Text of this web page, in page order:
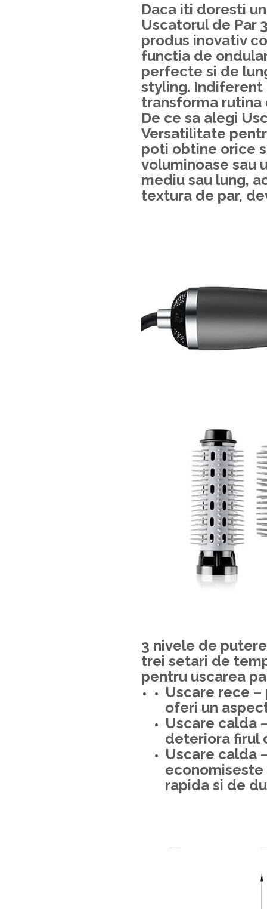
Daca iti doresti
Uscatorul de Par
produs inovativ
functia de
perfecte si de
styling. Indiferent
transforma rutina
De ce sa alegi
Versatilitate
poti obtine orice
voluminoase sau
mediu sau lung,
textura de par,
3 nivele de
trei setari de
pentru uscarea
Uscare rece
oferi un
Uscare calda
deteriora firul
Uscare calda
rapida si de